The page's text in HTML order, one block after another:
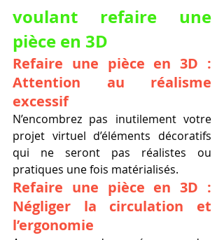
voulant refaire une
pièce en 3D
Refaire une pièce en 3D :
Attention au réalisme
excessif
N’encombrez pas inutilement votre
projet virtuel d’éléments décoratifs
qui ne seront pas réalistes ou
pratiques une fois matérialisés.
Refaire une pièce en 3D :
Négliger la circulation et
l’ergonomie